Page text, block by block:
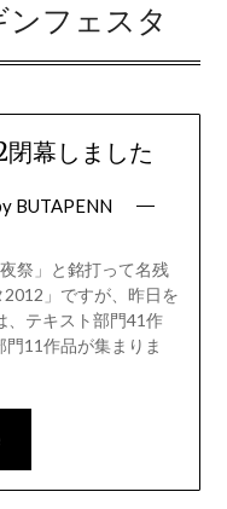
ンフェスタ
幕しました
BUTAPENN
祭」と銘打って名残
」ですが、昨日を
、テキスト部門41作
11作品が集まりま